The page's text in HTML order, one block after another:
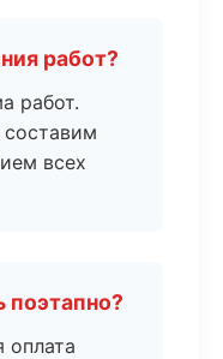
работ?
работ.
всех
поэтапно?
оплата